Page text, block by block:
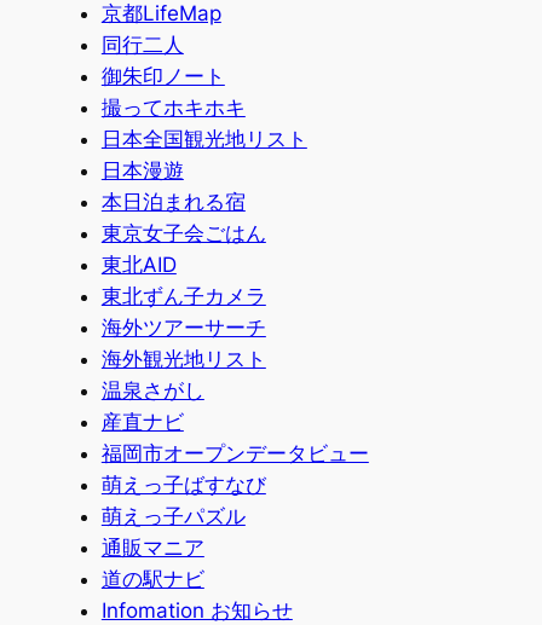
京都LifeMap
同行二人
御朱印ノート
撮ってホキホキ
日本全国観光地リスト
日本漫遊
本日泊まれる宿
東京女子会ごはん
東北AID
東北ずん子カメラ
海外ツアーサーチ
海外観光地リスト
温泉さがし
産直ナビ
福岡市オープンデータビュー
萌えっ子ばすなび
萌えっ子パズル
通販マニア
道の駅ナビ
Infomation お知らせ